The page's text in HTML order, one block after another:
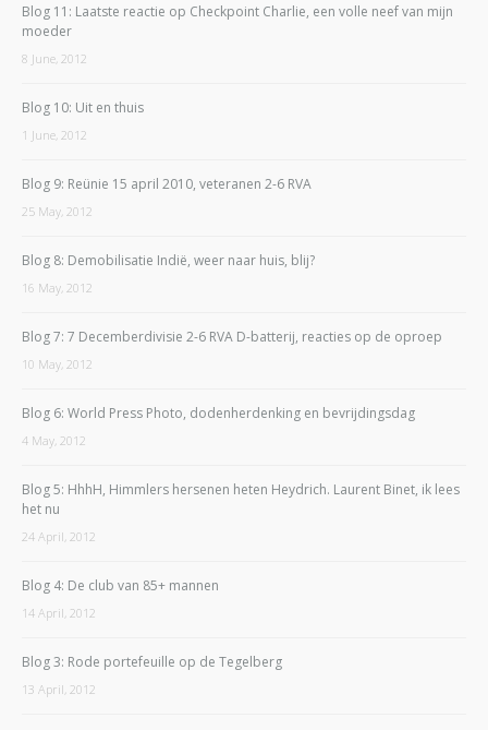
Blog 11: Laatste reactie op Checkpoint Charlie, een volle neef van mijn
moeder
8 June, 2012
Blog 10: Uit en thuis
1 June, 2012
Blog 9: Reünie 15 april 2010, veteranen 2-6 RVA
25 May, 2012
Blog 8: Demobilisatie Indië, weer naar huis, blij?
16 May, 2012
Blog 7: 7 Decemberdivisie 2-6 RVA D-batterij, reacties op de oproep
10 May, 2012
Blog 6: World Press Photo, dodenherdenking en bevrijdingsdag
4 May, 2012
Blog 5: HhhH, Himmlers hersenen heten Heydrich. Laurent Binet, ik lees
het nu
24 April, 2012
Blog 4: De club van 85+ mannen
14 April, 2012
Blog 3: Rode portefeuille op de Tegelberg
13 April, 2012